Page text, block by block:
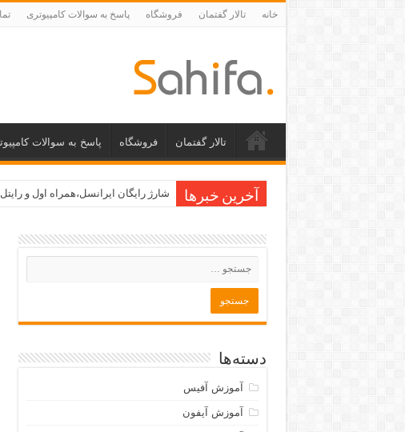
خانه تالار گفتمان فروشگاه پاسخ به سوالات کامپیوتری
تالار گفتمان فروشگاه پاسخ به سوالات
آخرین خبرها شارژ رایگان ایرانسل،همراه اول و رایتل
دسته‌ها
آموزش آفیس
آموزش آیفون